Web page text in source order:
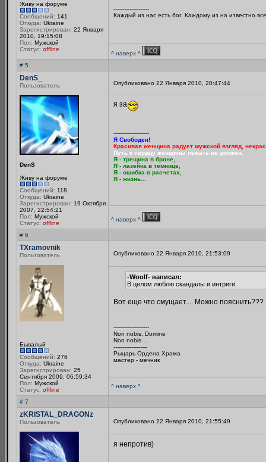
Живу на форуме
Сообщений: 141
Откуда: Ukraine
Зарегистрирован: 22 Января
2010, 19:15:08
Пол: Мужской
Статус: offline
--------------------
Каждый из нас есть бог. Каждому из на известно
^ наверх ^
# 5
DenS_
Пользователь
DenS
Живу на форуме
Сообщений: 118
Откуда: Ukraine
Зарегистрирован: 19 Октября
2007, 22:54:21
Пол: Мужской
Статус: offline
Опубликовано 22 Января 2010, 20:47:44
я за
--------------------
Я Свободен!
Красивая женщина радует мужской взгляд,
Путь к сердцу женщины лежать не должен.
Я - трещина в броне,
Я - лазейка в темнице,
Я - ошибка в расчетах,
Я - жизнь...
^ наверх ^
# 6
TXramovnik
Пользователь
Бывалый
Сообщений: 276
Откуда: Ukraine
Зарегистрирован: 25
Сентября 2009, 06:59:34
Пол: Мужской
Статус: offline
Опубликовано 22 Января 2010, 21:53:09
-Woolf- написал:
В целом люблю скандалы и интриги.
Вот еще что смущает.... Можно
--------------------
Non nobis, Domine
Non nobis ...
-------------------
Рыцарь Ордена Храма
мастер - мечник
^ наверх ^
# 7
zKRISTAL_DRAGONz
Пользователь Опубликовано 22 Января 2010, 21:55:49
я непротив)